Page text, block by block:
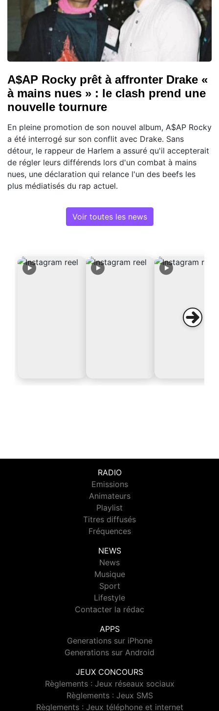
A$AP Rocky prêt à affronter Drake «
à mains nues » : le clash prend une
nouvelle tournure
En pleine promotion de son nouvel album, A$AP Rocky
a été interrogé sur son conflit avec Drake. Sans
détour, le rappeur de Harlem a assuré qu'il accepterait
de régler leurs différends lors d'un combat à mains
nues, une déclaration qui relance l'un des beefs les
plus médiatisés du rap actuel.
Voir toutes les news
RADIO
Emissions
Animateurs
Playlist
Titres diffusés
Fréquences
NEWS
News
Musique
Sport
Lifestyle
Contacter la rédac
APPS
Generations sur iPhone
Generations sur Android
JEUX CONCOURS
Règlements : Jeux réseaux sociaux
Règlements : Jeux SMS
Règlements : Jeux téléphone et internet